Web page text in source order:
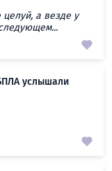
а везде у
услышали